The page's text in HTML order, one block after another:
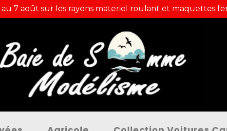
7 août sur les rayons materiel roulant et maquettes